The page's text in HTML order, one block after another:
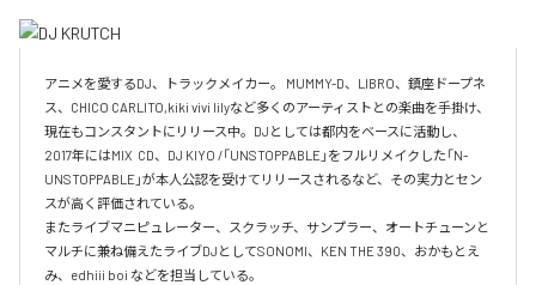
アニメを愛するDJ、トラックメイカー。 MUMMY-D、LIBRO、鎮座ドープネ
ス、CHICO CARLITO,kiki vivi lilyなど多くのアーティストとの楽曲を手掛け、
現在もコンスタントにリリース中。DJとしては都内をベースに活動し、
2017年にはMIX  CD、DJ KIYO /「UNSTOPPABLE」をフルリメイクした「N-
UNSTOPPABLE」が本人公認を受けてリリースされるなど、その実力とセン
スが高く評価されている。
またライブマニピュレーター、スクラッチ、サンプラー、オートチューンと
マルチに兼ね備えたライブDJとしてSONOMI、KEN THE 390、おかもとえ
み、edhiii boi などを担当している。